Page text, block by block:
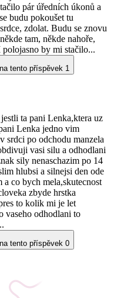
pár úředních úkonů a
budu pokoušet tu
zdolat. Budu se znovu
tam, někde nahoře,
by mi stačilo...
tento příspěvek 1
ta pani Lenka,ktera uz
Lenka jedno vim
srdci po odchodu manzela
vasi silu a odhodlani
sily nenaschazim po 14
hlubsi a silnejsi den ode
co bych mela,skutecnost
zbyde hrstka
to kolik mi je let
vaseho odhodlani to
tento příspěvek 0